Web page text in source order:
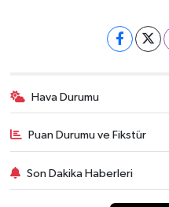
Hava Durumu
Puan Durumu ve Fikstür
Son Dakika Haberleri